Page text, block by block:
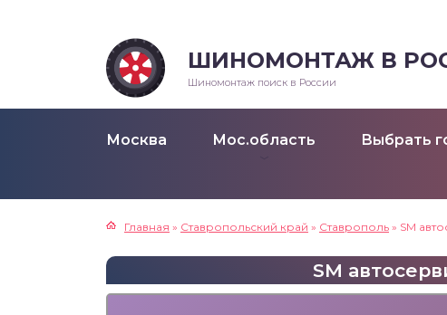
ШИНОМОНТАЖ В
Шиномонтаж поиск в России
Москва Мос.область Выбрать
Главная » Ставропольский край » Ставрополь » SM
SM